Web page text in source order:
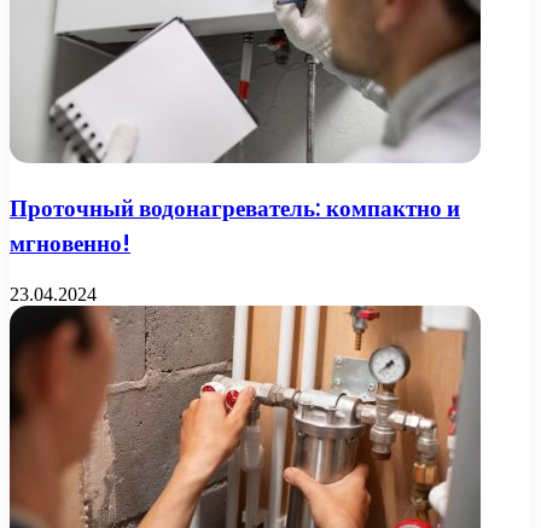
Проточный водонагреватель: компактно и
мгновенно!
23.04.2024